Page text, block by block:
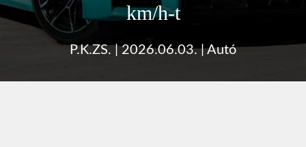
km/h-t
P.K.ZS.|2026.06.03.|Autó